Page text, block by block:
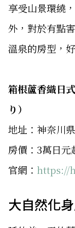
享受山景環繞
外，對於有點
溫泉的房型，
箱根蘆香織日
り）
地址：神奈川
房價：3萬日元
官網： https://
大自然化